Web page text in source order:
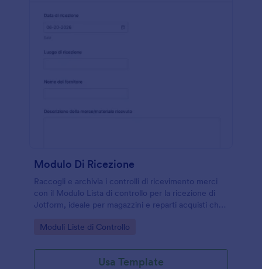
Modulo Di Ricezione
Raccogli e archivia i controlli di ricevimento merci
con il Modulo Lista di controllo per la ricezione di
Jotform, ideale per magazzini e reparti acquisti che
ogni consegna.
Go to Category:
Moduli Liste di Controllo
Usa Template